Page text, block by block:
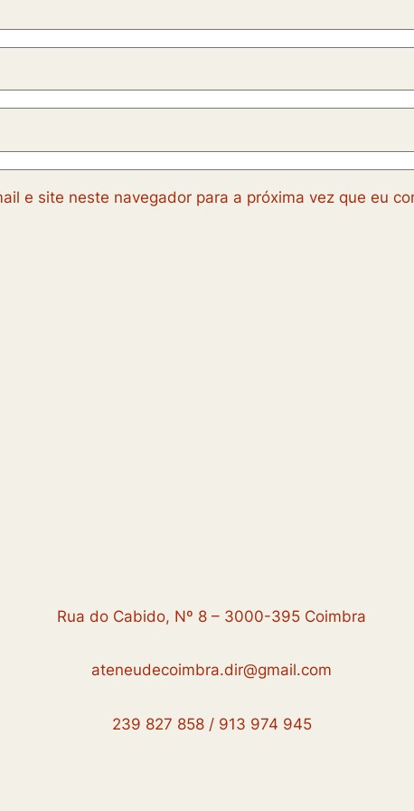
e site neste navegador para a próxima vez que eu
Rua do Cabido, Nº 8 – 3000-395 Coimbra
ateneudecoimbra.dir@gmail.com
239 827 858 / 913 974 945